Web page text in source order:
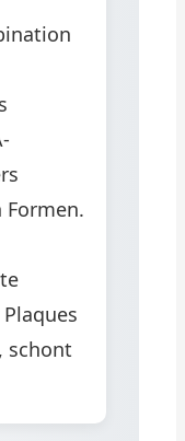
schont